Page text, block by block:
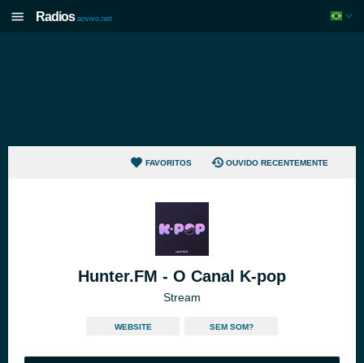
Radios aovivo.net
FAVORITOS OUVIDO RECENTEMENTE
Hunter.FM - O Canal K-pop
Stream
WEBSITE SEM SOM?